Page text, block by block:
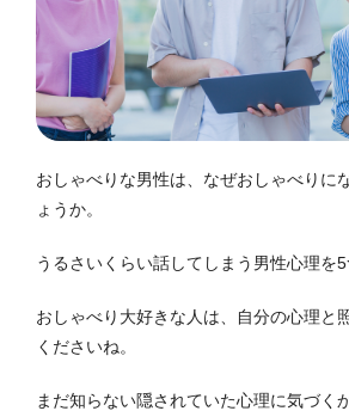
おしゃべりな男性は、なぜおしゃべりに
ょうか。
うるさいくらい話してしまう男性心理を5
おしゃべり大好きな人は、自分の心理と
くださいね。
まだ知らない隠されていた心理に気づく